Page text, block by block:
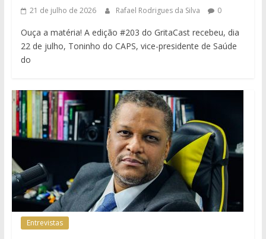
21 de julho de 2026 Rafael Rodrigues da Silva 0
Ouça a matéria! A edição #203 do GritaCast recebeu, dia
22 de julho, Toninho do CAPS, vice-presidente de Saúde
do
Entrevistas